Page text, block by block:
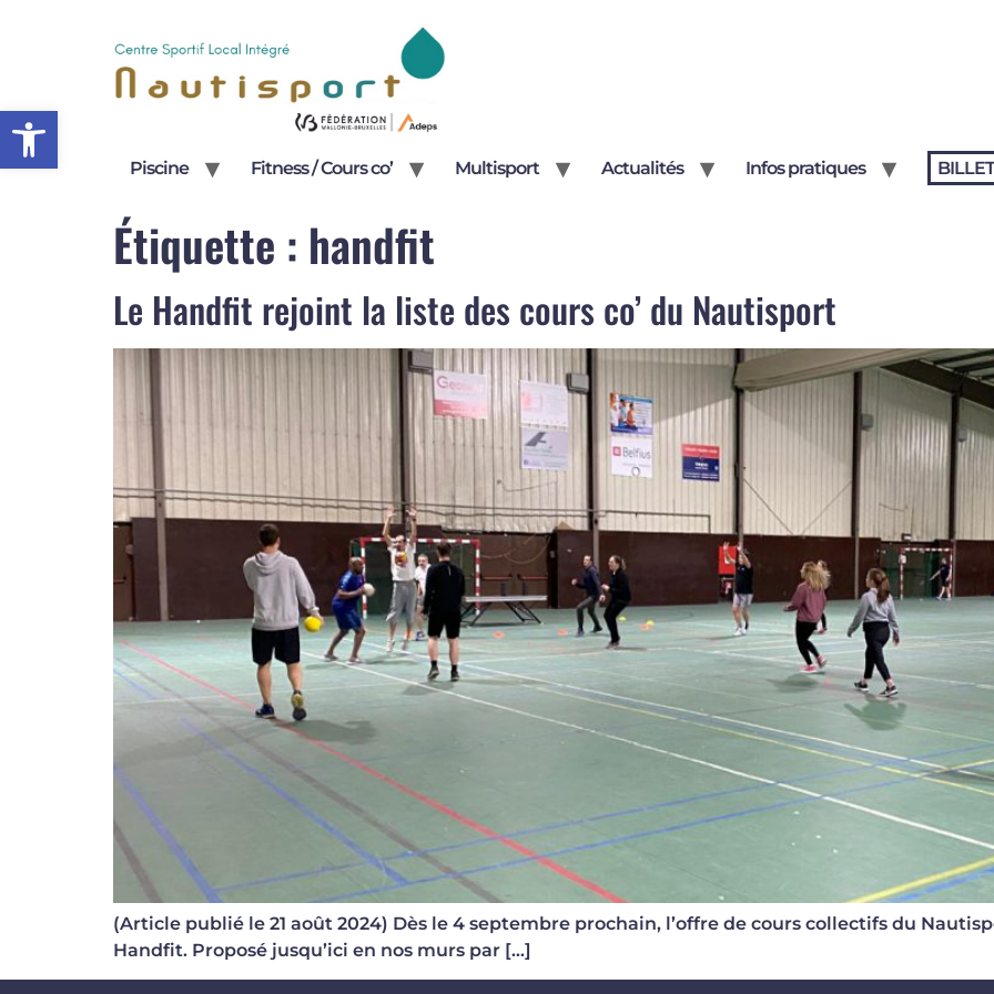
Open toolbar
Piscine Fitness / Cours co’ Multisport Actualités Infos pratiques
Étiquette : handfit
Le Handfit rejoint la liste des cours co’ du Nautisport
(Article publié le 21 août 2024) Dès le 4 septembre prochain, l’offre de cours collectifs du
Handfit. Proposé jusqu’ici en nos murs par […]